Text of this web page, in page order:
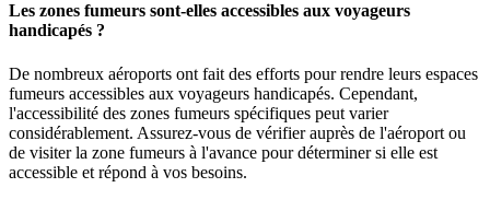
Les zones fumeurs sont-elles accessibles aux voyageurs
handicapés ?
De nombreux aéroports ont fait des efforts pour rendre leurs espaces
fumeurs accessibles aux voyageurs handicapés. Cependant,
l'accessibilité des zones fumeurs spécifiques peut varier
considérablement. Assurez-vous de vérifier auprès de l'aéroport ou
de visiter la zone fumeurs à l'avance pour déterminer si elle est
accessible et répond à vos besoins.